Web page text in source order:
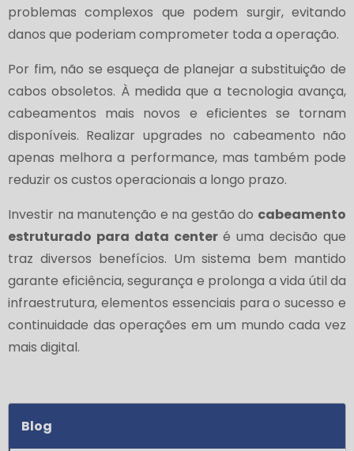
problemas complexos que podem surgir, evitando
danos que poderiam comprometer toda a operação.
Por fim, não se esqueça de planejar a substituição de
cabos obsoletos. À medida que a tecnologia avança,
cabeamentos mais novos e eficientes se tornam
disponíveis. Realizar upgrades no cabeamento não
apenas melhora a performance, mas também pode
reduzir os custos operacionais a longo prazo.
Investir na manutenção e na gestão do cabeamento
estruturado para data centeré uma decisão que
traz diversos benefícios. Um sistema bem mantido
garante eficiência, segurança e prolonga a vida útil da
infraestrutura, elementos essenciais para o sucesso e
continuidade das operações em um mundo cada vez
mais digital.
Blog